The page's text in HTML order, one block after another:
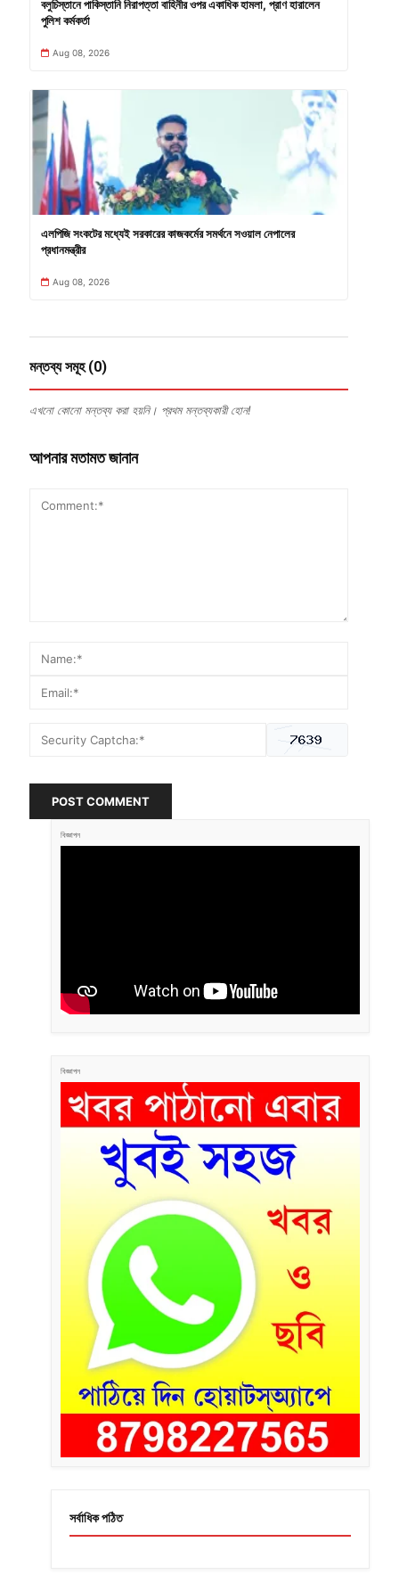
বলুচিস্তানে পাকিস্তানি নিরাপত্তা বাহিনীর ওপর একাধিক হামলা, প্রাণ হারালেন
পুলিশ কর্মকর্তা
Aug 08, 2026
এলপিজি সংকটের মধ্যেই সরকারের কাজকর্মের সমর্থনে সওয়াল নেপালের
প্রধানমন্ত্রীর
Aug 08, 2026
মন্তব্য সমূহ (0)
এখনো কোনো মন্তব্য করা হয়নি। প্রথম মন্তব্যকারী হোন!
আপনার মতামত জানান
POST COMMENT
বিজ্ঞাপন
বিজ্ঞাপন
সর্বাধিক পঠিত